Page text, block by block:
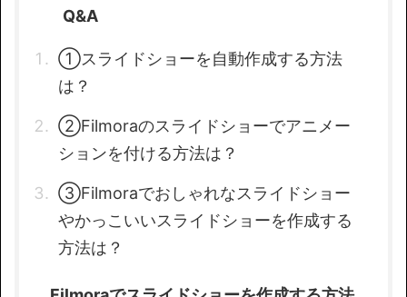
Q&A
①スライドショーを自動作成する方法
は？
②Filmoraのスライドショーでアニメー
ションを付ける方法は？
③Filmoraでおしゃれなスライドショー
やかっこいいスライドショーを作成する
方法は？